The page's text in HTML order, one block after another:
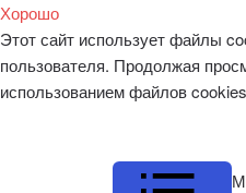
Хорошо
Этот сайт использует файлы
пользователя. Продолжая
использованием файлов